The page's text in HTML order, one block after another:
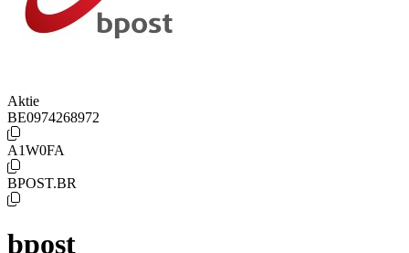
Aktie
BE0974268972
A1W0FA
BPOST.BR
bpost